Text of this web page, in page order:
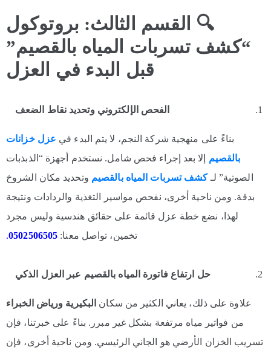
🔍 القسم الثالث: بروتوكول
“كشف تسربات المياه بالقصيم”
قبل البدء في العزل
الفحص الإلكتروني وتحديد نقاط الضعف
بناءً على منهجية شركة النجم، لا يتم البدء في عزل خزانات
بالقصيم إلا بعد إجراء فحص شامل. نستخدم أجهزة “الذبذبات
الصوتية” لـكشف تسربات المياه بالقصيم وتحديد مكان الشروخ
بدقة. ومن ناحية أخرى، نفحص مواسير التغذية والردادات ونتيجة
لهذا، نضع خطة عزل قائمة على حقائق هندسية وليس مجرد
تخمين، تواصل معنا: 0502506505
.
حل ارتفاع فاتورة المياه بالقصيم عبر العزل الذكي
علاوة على ذلك، يعاني الكثير من سكان البكيرية ورياض الخبراء
من فواتير مياه مرتفعة بشكل غير مبرر. بناءً على خبرتنا، فإن
تسريب الخزان الأرضي هو الجاني الرئيسي. ومن ناحية أخرى، فإن